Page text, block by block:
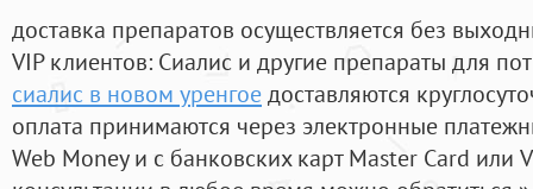
доставка препаратов осуществляется без
VIP клиентов: Сиалис и другие препараты для
сиалис в новом уренгоедоставляются
оплата принимаются через электронные
Web Money и с банковских карт Master Card или